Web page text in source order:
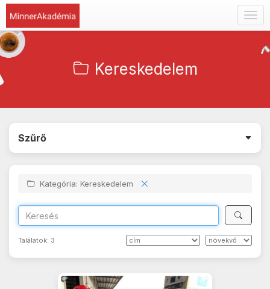
Kereskedelem
Szűrő
Kategória: Kereskedelem
Találatok: 3